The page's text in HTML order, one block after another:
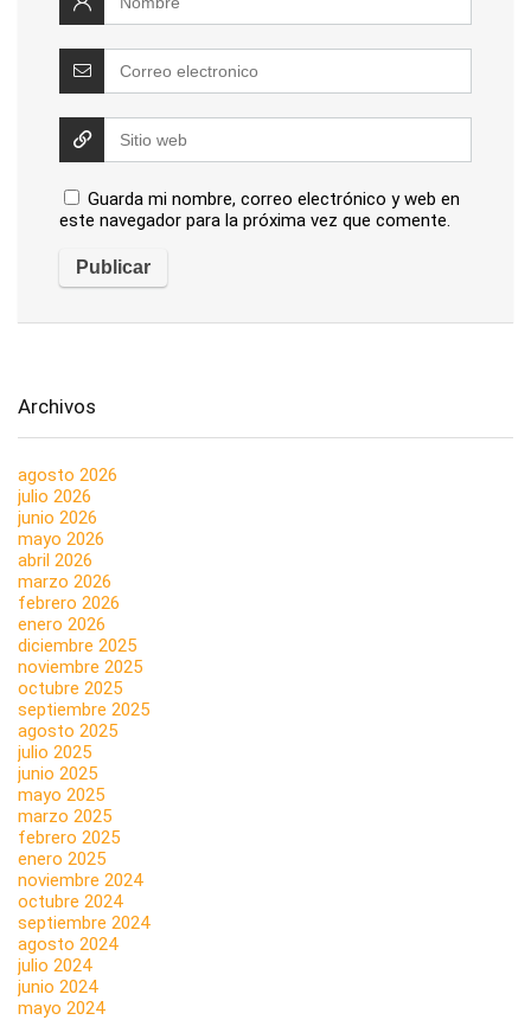
Guarda mi nombre, correo electrónico y web en
este navegador para la próxima vez que comente.
Archivos
agosto 2026
julio 2026
junio 2026
mayo 2026
abril 2026
marzo 2026
febrero 2026
enero 2026
diciembre 2025
noviembre 2025
octubre 2025
septiembre 2025
agosto 2025
julio 2025
junio 2025
mayo 2025
marzo 2025
febrero 2025
enero 2025
noviembre 2024
octubre 2024
septiembre 2024
agosto 2024
julio 2024
junio 2024
mayo 2024